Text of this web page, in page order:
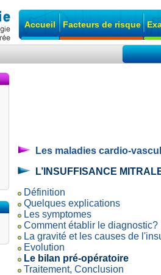
Accueil Facteurs de risque
Les maladies cardio-
L’INSUFFISANCE
Définition
Quelques explications
Les symptomes
Comment établir le diagnostic?
La gravité et les causes de
Evolution
Le bilan pré-opératoire
Traitement, Conclusion